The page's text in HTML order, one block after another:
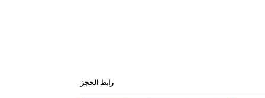
رابط الحجز